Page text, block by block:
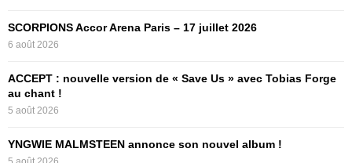
SCORPIONS Accor Arena Paris – 17 juillet 2026
6 août 2026
ACCEPT : nouvelle version de « Save Us » avec Tobias Forge
au chant !
5 août 2026
YNGWIE MALMSTEEN annonce son nouvel album !